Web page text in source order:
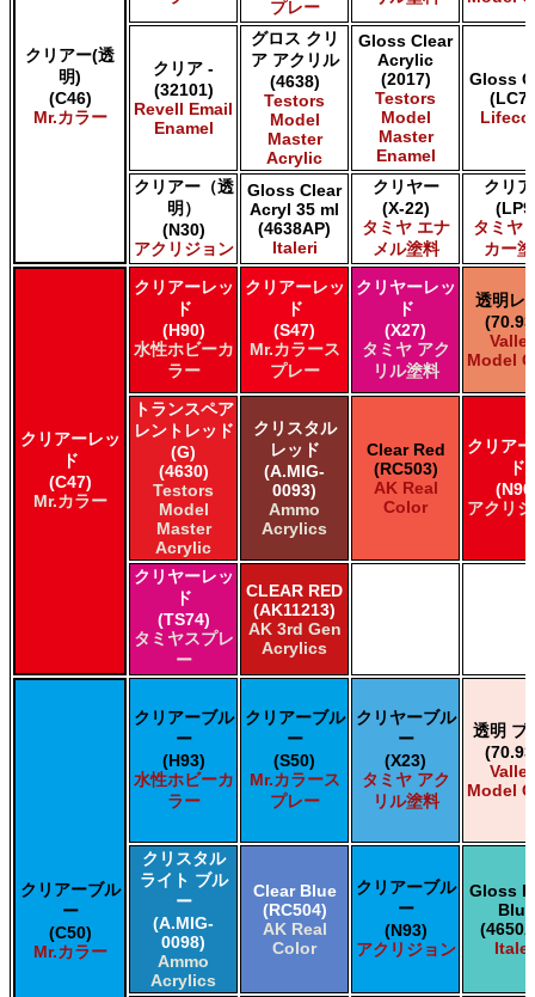
クリアー(透
明)
(C46)
Mr.カラー
プレー
クリア -
(32101)
Revell Email
Enamel
グロス クリ
ア アクリル
(4638)
Testors
Model
Master
Acrylic
Gloss Clear
Acrylic
(2017)
Testors
Model
Master
Enamel
Gloss
クリアー（透
明）
(N30)
アクリジョン
Gloss Clear
Acryl 35 ml
(4638AP)
Italeri
クリヤー
(X-22)
タミヤ エナ
メル塗料
クリ
タミヤ
カー
クリアーレッ
ド
(C47)
Mr.カラー
クリアーレッ
ド
(H90)
水性ホビーカ
ラー
クリアーレッ
ド
(S47)
Mr.カラース
プレー
クリヤーレッ
ド
(X27)
タミヤ アク
リル塗料
透明レ
Model
トランスペア
レントレッド
(G)
(4630)
Testors
Model
Master
Acrylic
クリスタル
レッド
(A.MIG-
0093)
Ammo
Acrylics
Clear Red
(RC503)
AK Real
Color
クリア
ド
アクリ
クリヤーレッ
ド
(TS74)
タミヤスプレ
ー
CLEAR RED
(AK11213)
AK 3rd Gen
Acrylics
クリアーブル
ー
(C50)
Mr.カラー
クリアーブル
ー
(H93)
水性ホビーカ
ラー
クリアーブル
ー
(S50)
Mr.カラース
プレー
クリヤーブル
ー
(X23)
タミヤ アク
リル塗料
透明 ブ
Model
クリスタル
ライト ブル
ー
(A.MIG-
0098)
Ammo
Acrylics
Clear Blue
(RC504)
AK Real
Color
クリアーブル
ー
(N93)
アクリジョン
Gloss
Blue